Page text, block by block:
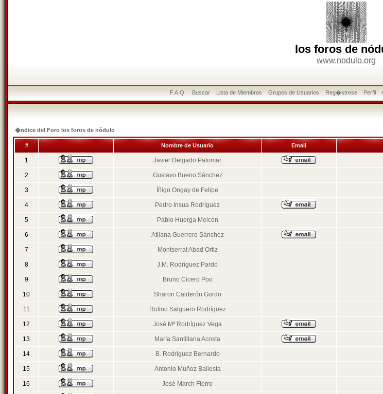
los foros de
www.nodulo.org
F.A.Q. Buscar Lista de Miembros Grupos de Usuarios Reg�strese Perfil
�ndice del Foro los foros de nódulo
# Nombre de Usuario Email
1 Javier Delgado Palomar
2 Gustavo Bueno Sánchez
3 Íñigo Ongay de Felipe
4 Pedro Insua Rodríguez
5 Pablo Huerga Melcón
6 Atilana Guerrero Sánchez
7 Montserrat Abad Ortiz
8 J.M. Rodríguez Pardo
9 Bruno Cicero Poo
10 Sharon Calderón Gordo
11 Rufino Salguero Rodríguez
12 José Mª Rodríguez Vega
13 María Santillana Acosta
14 B. Rodríguez Bernardo
15 Antonio Muñoz Ballesta
16 José March Fierro